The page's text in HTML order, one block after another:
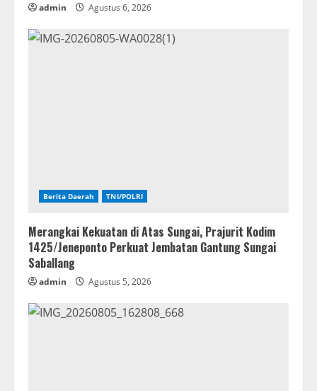
admin Agustus 6, 2026
Berita Daerah TNI/POLRI
Merangkai Kekuatan di Atas Sungai, Prajurit Kodim
1425/Jeneponto Perkuat Jembatan Gantung Sungai
Saballang
admin Agustus 5, 2026